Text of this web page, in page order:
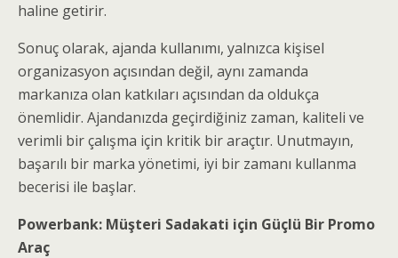
haline getirir.
Sonuç olarak, ajanda kullanımı, yalnızca kişisel
organizasyon açısından değil, aynı zamanda
markanıza olan katkıları açısından da oldukça
önemlidir. Ajandanızda geçirdiğiniz zaman, kaliteli ve
verimli bir çalışma için kritik bir araçtır. Unutmayın,
başarılı bir marka yönetimi, iyi bir zamanı kullanma
becerisi ile başlar.
Powerbank: Müşteri Sadakati için Güçlü Bir Promo
Araç